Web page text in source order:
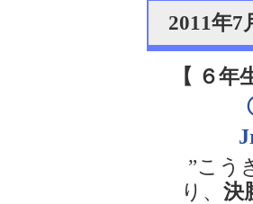
2011年
【 ６年
”こう
り、 決